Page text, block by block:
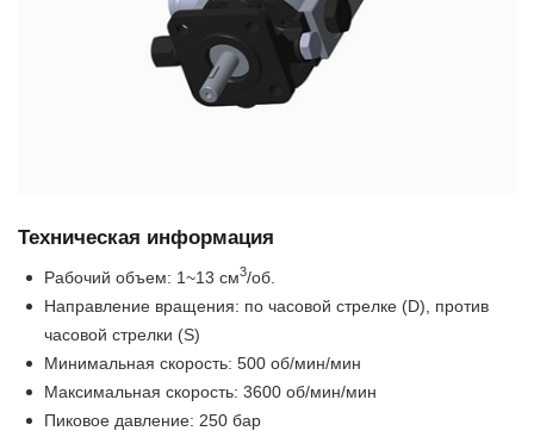
Техническая информация
Рабочий объем: 1~13 см3/об.
Направление вращения: по часовой стрелке (D), против
часовой стрелки (S)
Минимальная скорость: 500 об/мин/мин
Максимальная скорость: 3600 об/мин/мин
Пиковое давление: 250 бар